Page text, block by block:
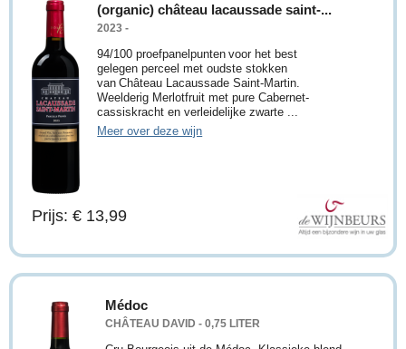
(organic) château lacaussade saint-...
2023 -
94/100 proefpanelpunten voor het best
gelegen perceel met oudste stokken
van Château Lacaussade Saint-Martin.
Weelderig Merlotfruit met pure Cabernet-
cassiskracht en verleidelijke zwarte ...
Meer over deze wijn
Prijs: € 13,99
Médoc
CHÂTEAU DAVID - 0,75 LITER